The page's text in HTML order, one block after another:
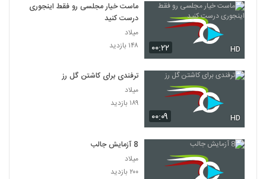
۰۰:۲۲ HD
ماست خیار مجلسی رو فقط اینجوری
درست کنید
میلاد
۱۴۸ بازدید
۰۰:۰۹ HD
ترفندی برای کاشتن گل رز
میلاد
۱۸۹ بازدید
8 آزمایش جالب
میلاد
۲۰۰ بازدید